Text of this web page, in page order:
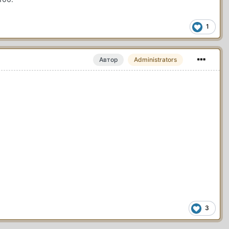
1
Автор Administrators
3